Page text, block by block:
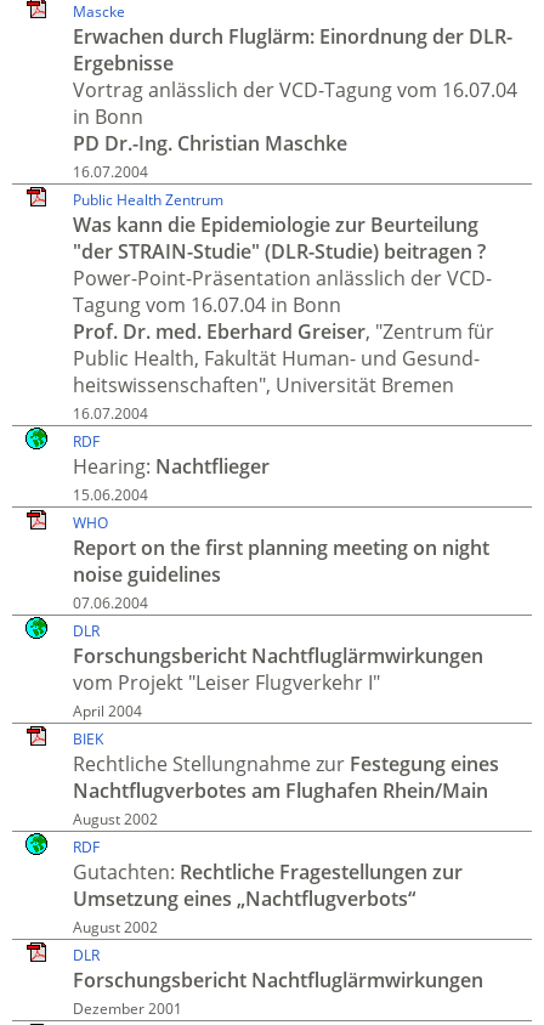
Mascke
Erwachen durch Flug­lärm: Einord­nung der DLR-
Ergebnisse
Vortrag anlässlich der VCD-Tagung vom 16.07.04
in Bonn
PD Dr.-Ing. Christian Maschke
16.07.2004
Public Health Zentrum
Was kann die Epi­demio­logie zur Beur­teilung
"der STRAIN-Studie" (DLR-Studie) beitragen ?
Power-Point-Prä­senta­tion anlässlich der VCD-
Tagung vom 16.07.04 in Bonn
Prof. Dr. med. Eberhard Greiser, "Zentrum für
Public Health, Fakultät Human- und Gesund­
heits­wissen­schaften", Uni­versi­tät Bremen
16.07.2004
RDF
Hearing: Nachtflieger
15.06.2004
WHO
Report on the first planning meeting on night
noise guidelines
07.06.2004
DLR
Forschung­sbericht Nachtfluglärmwirkungen
vom Projekt "Leiser Flugverkehr I"
April 2004
BIEK
Recht­liche Stellung­nahme zur Fest­egung eines
Nacht­flug­verbotes am Flug­hafen Rhein/Main
August 2002
RDF
Gutachten: Recht­liche Frage­stellungen zur
Umsetzung eines „Nacht­flug­verbots“
August 2002
DLR
Forschungs­bericht Nacht­flug­lärm­wirkungen
Dezember 2001